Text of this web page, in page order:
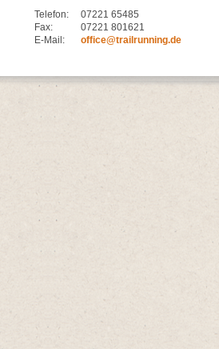
Telefon:
07221 65485
Fax:
07221 801621
E-Mail:
office@trailrunning.de